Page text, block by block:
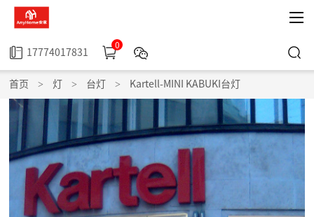
17774017831
0
首页 > 灯 > 台灯 > Kartell-MINI KABUKI台灯